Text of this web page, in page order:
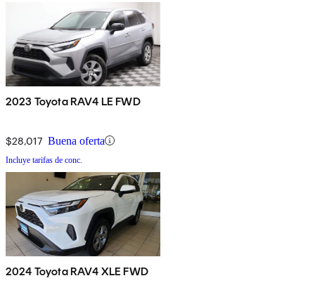
2023 Toyota RAV4 LE FWD
$28,017 Buena oferta
Incluye tarifas de conc.
2024 Toyota RAV4 XLE FWD